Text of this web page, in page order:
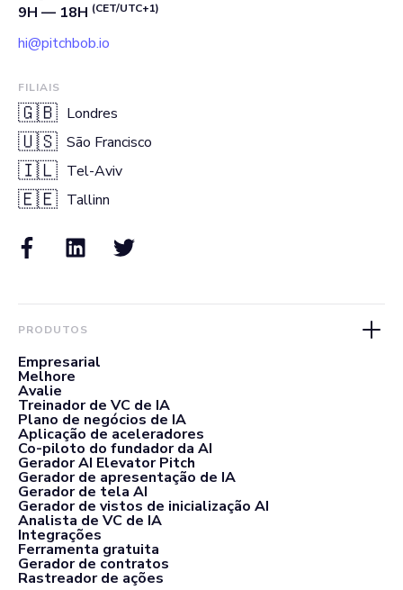
9H — 18H (CET/UTC+1)
hi@pitchbob.io
FILIAIS
🇬🇧 Londres
🇺🇸 São Francisco
🇮🇱 Tel-Aviv
🇪🇪 Tallinn
PRODUTOS
Empresarial
Melhore
Avalie
Treinador de VC de IA
Plano de negócios de IA
Aplicação de aceleradores
Co-piloto do fundador da AI
Gerador AI Elevator Pitch
Gerador de apresentação de IA
Gerador de tela AI
Gerador de vistos de inicialização AI
Analista de VC de IA
Integrações
Ferramenta gratuita
Gerador de contratos
Rastreador de ações